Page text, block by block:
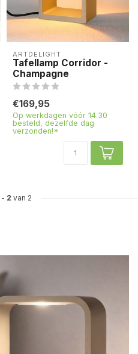
ARTDELIGHT
Tafellamp Corridor -
Champagne
€169,95
Op werkdagen vóór 14.30
besteld, dezelfde dag
verzonden!*
- 2 van 2